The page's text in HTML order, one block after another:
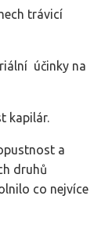
trávicí
účinky na
kapilár.
a
druhů
co nejvíce